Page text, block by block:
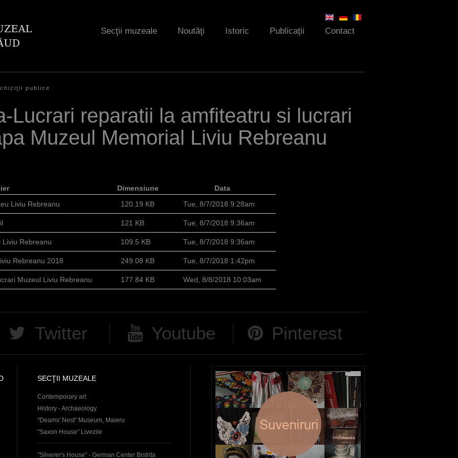
Secţii muzeale Noutăţi Istoric Publicaţii Contact
publice
Lucrari reparatii la amfiteatru si lucrari
Muzeul Memorial Liviu Rebreanu
Dimensiune
Data
Liviu Rebreanu
120.19 KB Tue, 8/7/2018 9:28am
121 KB Tue, 8/7/2018 9:36am
Rebreanu 109.5 KB Tue, 8/7/2018 9:36am
Rebreanu 2018 249.08 KB Tue, 8/7/2018 1:42pm
Muzeul Liviu Rebreanu 177.84 KB Wed, 8/8/2018 10:03am
Twitter Youtube Pinterest
SECŢII MUZEALE
Contemporary art
History - Archaeology
"Deams' Nest" Museum, Maieru
"Saxon House" Livezile
"Silverer's House" - German Center Bistrița